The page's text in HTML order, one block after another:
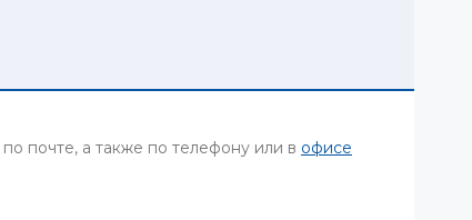
по почте, а также по телефону или в офисе